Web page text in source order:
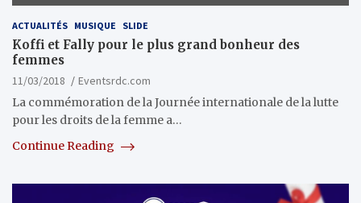
ACTUALITÉS MUSIQUE SLIDE
Koffi et Fally pour le plus grand bonheur des
femmes
11/03/2018
Eventsrdc.com
La commémoration de la Journée internationale de la lutte
pour les droits de la femme a…
Continue Reading